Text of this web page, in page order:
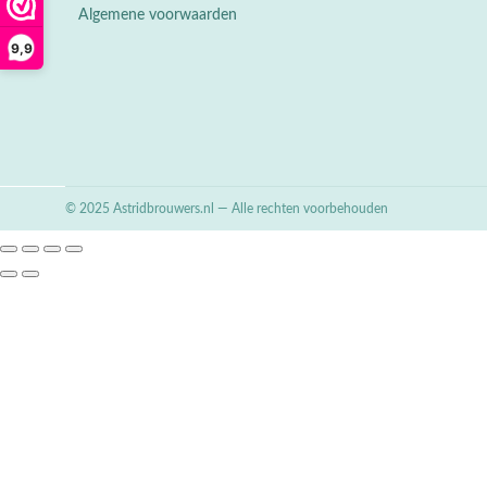
9,9
Algemene voorwaarden
© 2025 Astridbrouwers.nl — Alle rechten voorbehouden